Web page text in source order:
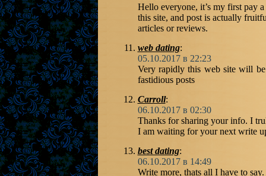
Hello everyone, it’s my first pay
this site, and post is actually
articles or reviews.
web dating:
05.10.2017 в 22:23
Very rapidly this web site will
fastidious posts
Carroll:
06.10.2017 в 02:30
Thanks for sharing your info. I
I am waiting for your next write
best dating:
06.10.2017 в 14:49
Write more, thats all I have to